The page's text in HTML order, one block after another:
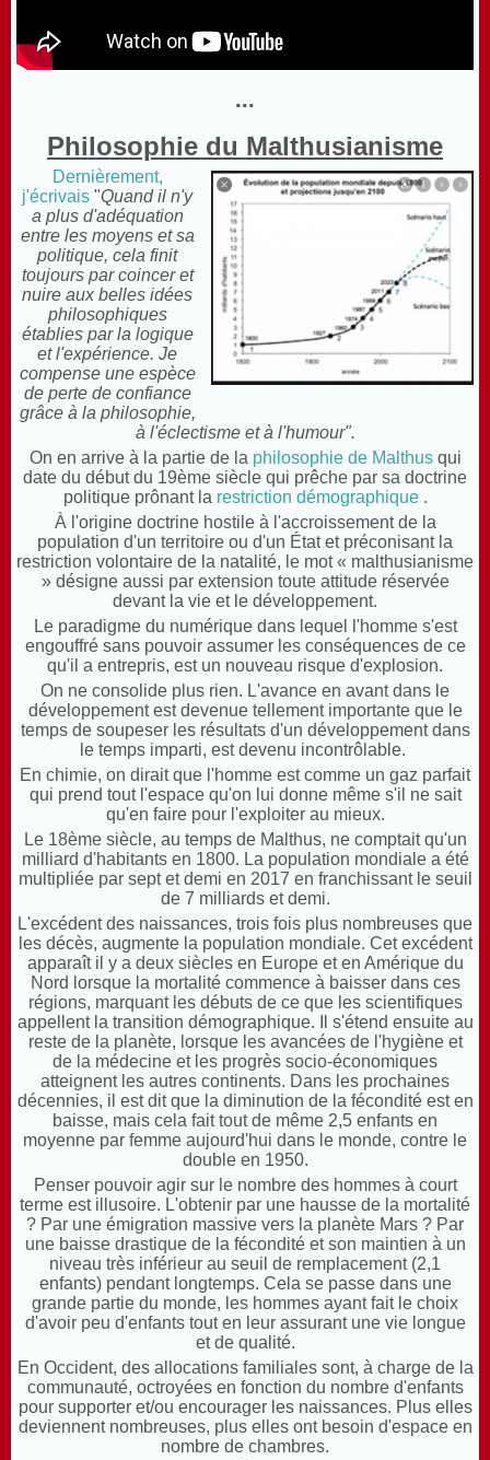
...
Philosophie du Malthusianisme
Dernièrement,
j'écrivais "Quand il n'y
a plus d'adéquation
entre les moyens et sa
politique, cela finit
toujours par coincer et
nuire aux belles idées
philosophiques
établies par la logique
et l'expérience. Je
compense une espèce
de perte de confiance
grâce à la philosophie,
à l'éclectisme et à l'humour".
On en arrive à la partie de la philosophie de Malthusqui
date du début du 19ème siècle qui prêche par sa doctrine
politique prônant la restriction démographique.
À l'origine doctrine hostile à l'accroissement de la
population d'un territoire ou d'un État et préconisant la
restriction volontaire de la natalité, le mot « malthusianisme
» désigne aussi par extension toute attitude réservée
devant la vie et le développement.
Le paradigme du numérique dans lequel l'homme s'est
engouffré sans pouvoir assumer les conséquences de ce
qu'il a entrepris, est un nouveau risque d'explosion.
On ne consolide plus rien. L'avance en avant dans le
développement est devenue tellement importante que le
temps de soupeser les résultats d'un développement dans
le temps imparti, est devenu incontrôlable.
En chimie, on dirait que l'homme est comme un gaz parfait
qui prend tout l'espace qu'on lui donne même s'il ne sait
qu'en faire pour l'exploiter au mieux.
Le 18ème siècle, au temps de Malthus, ne comptait qu'un
milliard d'habitants en 1800. La population mondiale a été
multipliée par sept et demi en 2017 en franchissant le seuil
de 7 milliards et demi.
L'excédent des naissances, trois fois plus nombreuses que
les décès, augmente la population mondiale. Cet excédent
apparaît il y a deux siècles en Europe et en Amérique du
Nord lorsque la mortalité commence à baisser dans ces
régions, marquant les débuts de ce que les scientifiques
appellent la transition démographique. Il s'étend ensuite au
reste de la planète, lorsque les avancées de l'hygiène et
de la médecine et les progrès socio-économiques
atteignent les autres continents. Dans les prochaines
décennies, il est dit que la diminution de la fécondité est en
baisse, mais cela fait tout de même 2,5 enfants en
moyenne par femme aujourd'hui dans le monde, contre le
double en 1950.
Penser pouvoir agir sur le nombre des hommes à court
terme est illusoire. L'obtenir par une hausse de la mortalité
? Par une émigration massive vers la planète Mars ? Par
une baisse drastique de la fécondité et son maintien à un
niveau très inférieur au seuil de remplacement (2,1
enfants) pendant longtemps. Cela se passe dans une
grande partie du monde, les hommes ayant fait le choix
d'avoir peu d'enfants tout en leur assurant une vie longue
et de qualité.
En Occident, des allocations familiales sont, à charge de la
communauté, octroyées en fonction du nombre d'enfants
pour supporter et/ou encourager les naissances. Plus elles
deviennent nombreuses, plus elles ont besoin d'espace en
nombre de chambres.